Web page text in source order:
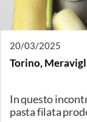
Roma diventa
programma due
presentazione
istituzione della